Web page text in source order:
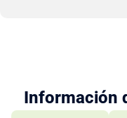
Información